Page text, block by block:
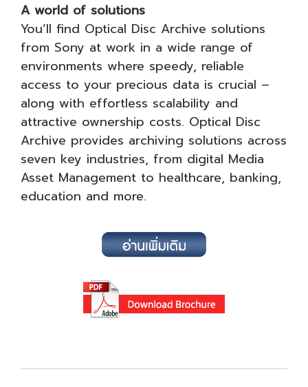
A world of solutions
You’ll find Optical Disc Archive solutions
from Sony at work in a wide range of
environments where speedy, reliable
access to your precious data is crucial –
along with effortless scalability and
attractive ownership costs. Optical Disc
Archive provides archiving solutions across
seven key industries, from digital Media
Asset Management to healthcare, banking,
education and more.